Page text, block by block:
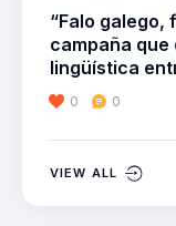
“Falo galego,
campaña
lingüística
0 0
VIEW ALL